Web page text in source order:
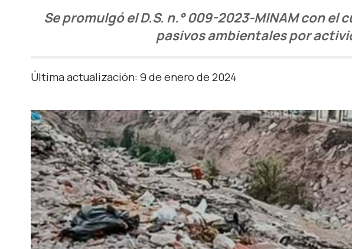
Se promulgó el D.S. n.° 009-2023-MINAM con
pasivos ambientales por
Última actualización: 9 de enero de 2024